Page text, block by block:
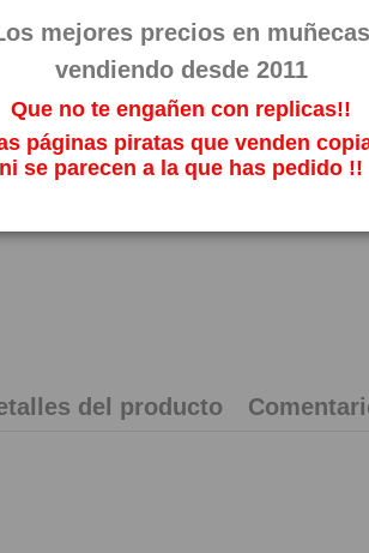
del producto
mejores precios en muñecas
vendiendo desde 2011
Que no te engañen con replicas!!
páginas piratas que venden
ni se parecen a la que has pedido !!